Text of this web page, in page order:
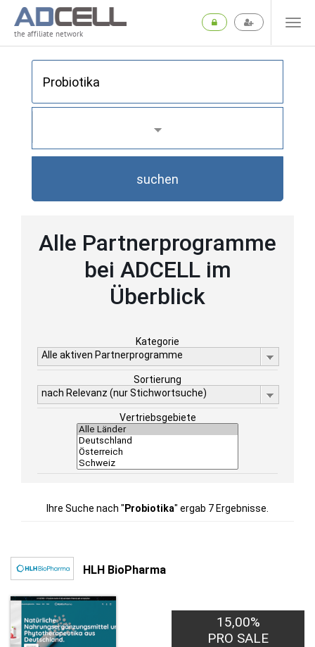
the affiliate network
suchen
Alle Partnerprogramme
bei ADCELL im
Überblick
Kategorie
Alle aktiven Partnerprogramme
Sortierung
nach Relevanz (nur Stichwortsuche)
Vertriebsgebiete
Ihre Suche nach " Probiotika" ergab 7 Ergebnisse.
HLH BioPharma
15,00%
PRO SALE